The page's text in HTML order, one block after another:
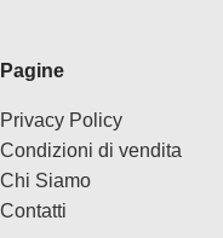
Pagine
Privacy Policy
Condizioni di vendita
Chi Siamo
Contatti